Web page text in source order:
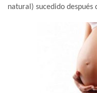
natural) sucedido después